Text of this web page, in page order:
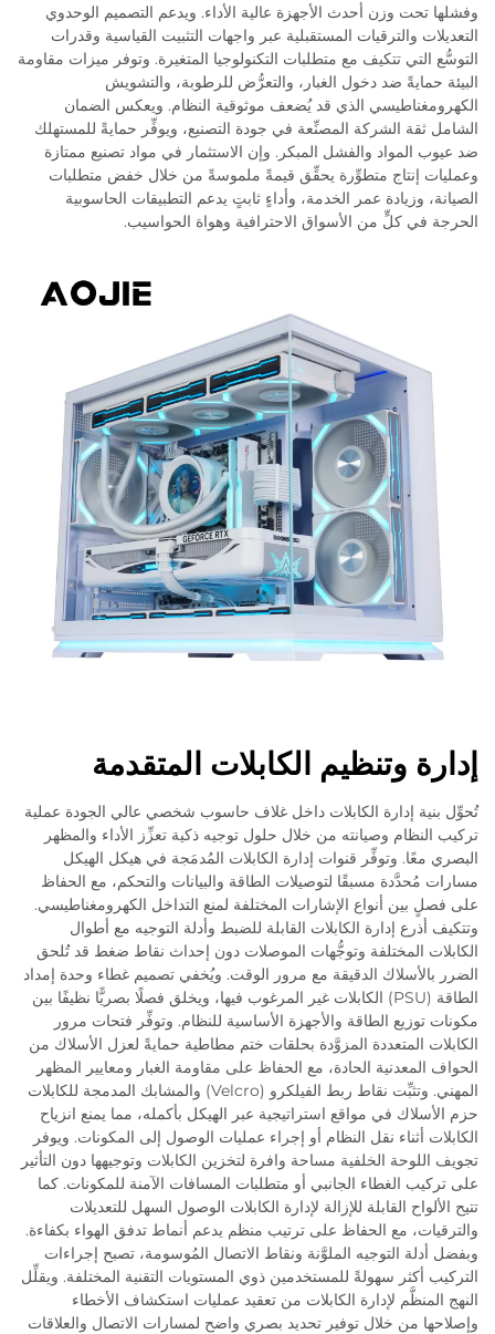
وفشلها تحت وزن أحدث الأجهزة عالية الأداء. ويدعم التصميم الوحدوي
التعديلات والترقيات المستقبلية عبر واجهات التثبيت القياسية وقدرات
التوسُّع التي تتكيف مع متطلبات التكنولوجيا المتغيرة. وتوفر ميزات مقاومة
البيئة حمايةً ضد دخول الغبار، والتعرُّض للرطوبة، والتشويش
الكهرومغناطيسي الذي قد يُضعف موثوقية النظام. ويعكس الضمان
الشامل ثقة الشركة المصنِّعة في جودة التصنيع، ويوفِّر حمايةً للمستهلك
ضد عيوب المواد والفشل المبكر. وإن الاستثمار في مواد تصنيع ممتازة
وعمليات إنتاج متطوِّرة يحقِّق قيمةً ملموسةً من خلال خفض متطلبات
الصيانة، وزيادة عمر الخدمة، وأداءٍ ثابتٍ يدعم التطبيقات الحاسوبية
الحرجة في كلٍّ من الأسواق الاحترافية وهواة الحواسيب.
إدارة وتنظيم الكابلات المتقدمة
تُحوِّل بنية إدارة الكابلات داخل غلاف حاسوب شخصي عالي الجودة عملية
تركيب النظام وصيانته من خلال حلول توجيه ذكية تعزِّز الأداء والمظهر
البصري معًا. وتوفِّر قنوات إدارة الكابلات المُدمَجة في هيكل الهيكل
مسارات مُحدَّدة مسبقًا لتوصيلات الطاقة والبيانات والتحكم، مع الحفاظ
على فصلٍ بين أنواع الإشارات المختلفة لمنع التداخل الكهرومغناطيسي.
وتتكيف أذرع إدارة الكابلات القابلة للضبط وأدلة التوجيه مع أطوال
الكابلات المختلفة وتوجُّهات الموصلات دون إحداث نقاط ضغط قد تُلحق
الضرر بالأسلاك الدقيقة مع مرور الوقت. ويُخفي تصميم غطاء وحدة إمداد
الطاقة (PSU) الكابلات غير المرغوب فيها، ويخلق فصلًا بصريًّا نظيفًا بين
مكونات توزيع الطاقة والأجهزة الأساسية للنظام. وتوفِّر فتحات مرور
الكابلات المتعددة المزوَّدة بحلقات ختم مطاطية حمايةً لعزل الأسلاك من
الحواف المعدنية الحادة، مع الحفاظ على مقاومة الغبار ومعايير المظهر
المهني. وتثبِّت نقاط ربط الفيلكرو (Velcro) والمشابك المدمجة للكابلات
حزم الأسلاك في مواقع استراتيجية عبر الهيكل بأكمله، مما يمنع انزياح
الكابلات أثناء نقل النظام أو إجراء عمليات الوصول إلى المكونات. ويوفر
تجويف اللوحة الخلفية مساحة وافرة لتخزين الكابلات وتوجيهها دون التأثير
على تركيب الغطاء الجانبي أو متطلبات المسافات الآمنة للمكونات. كما
تتيح الألواح القابلة للإزالة لإدارة الكابلات الوصول السهل للتعديلات
والترقيات، مع الحفاظ على ترتيب منظم يدعم أنماط تدفق الهواء بكفاءة.
وبفضل أدلة التوجيه الملوَّنة ونقاط الاتصال المُوسومة، تصبح إجراءات
التركيب أكثر سهولةً للمستخدمين ذوي المستويات التقنية المختلفة. ويقلِّل
النهج المنظَّم لإدارة الكابلات من تعقيد عمليات استكشاف الأخطاء
وإصلاحها من خلال توفير تحديد بصري واضح لمسارات الاتصال والعلاقات